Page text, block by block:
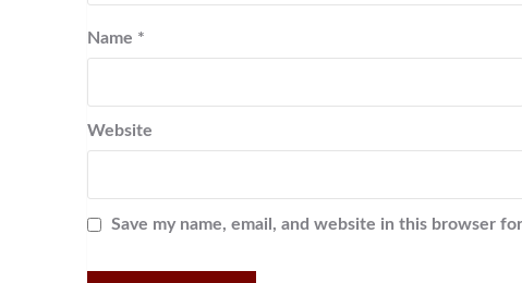
Name *
Website
Save my name, email, and website in this browser